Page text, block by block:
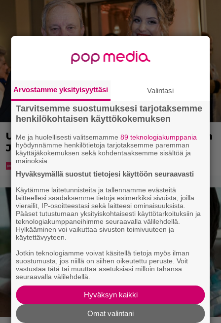
Uuno: Hjallis Harkimo menee naimisiin
Jasmine Pajarin kanssa
Arvostamme yksityisyyttäsi Valintasi
Tarvitsemme suostumuksesi tarjotaksemme
henkilökohtaisen käyttökokemuksen
Me ja huolellisesti valitsemamme89 teknologiakumppania
hyödynnämme henkilötietoja tarjotaksemme paremman
käyttäjäkokemuksen sekä kohdentaaksemme sisältöä ja
mainoksia.
Hyväksymällä suostut tietojesi käyttöön seuraavasti
Käytämme laitetunnisteita ja tallennamme evästeitä
laitteellesi saadaksemme tietoja esimerkiksi sivuista, joilla
vierailit, IP-osoitteestasi sekä laitteesi ominaisuuksista.
Pääset tutustumaan yksityiskohtaisesti käyttötarkoituksiin ja
teknologiakumppaneihimme seuraavalla välilehdellä.
Hylkääminen voi vaikuttaa sivuston toimivuuteen ja
käytettävyyteen.
Jotkin teknologiamme voivat käsitellä tietoja myös ilman
suostumusta, jos niillä on siihen oikeutettu peruste. Voit
vastustaa tätä tai muuttaa asetuksiasi milloin tahansa
seuraavalla välilehdellä.
Hyväksyn kaikki
Omat valintani